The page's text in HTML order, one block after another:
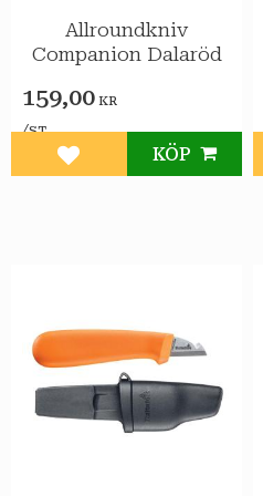
Allroundkniv
Companion Dalaröd
159,00 KR
/ST
Lägg till i favoriter
KÖP